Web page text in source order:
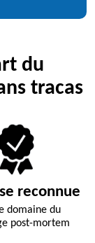
du
tracas
reconnue
domaine du
post-mortem